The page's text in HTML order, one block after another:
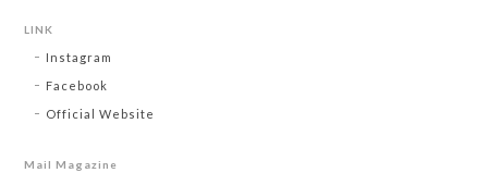
LINK
Instagram
Facebook
Official Website
Mail Magazine